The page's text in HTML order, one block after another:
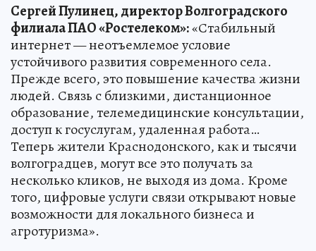
Сергей Пулинец, директор Волгоградского
филиала ПАО «Ростелеком»:«Стабильный
интернет — неотъемлемое условие
устойчивого развития современного села.
Прежде всего, это повышение качества жизни
людей. Связь с близкими, дистанционное
образование, телемедицинские консультации,
доступ к госуслугам, удаленная работа…
Теперь жители Краснодонского, как и тысячи
волгоградцев, могут все это получать за
несколько кликов, не выходя из дома. Кроме
того, цифровые услуги связи открывают новые
возможности для локального бизнеса и
агротуризма».